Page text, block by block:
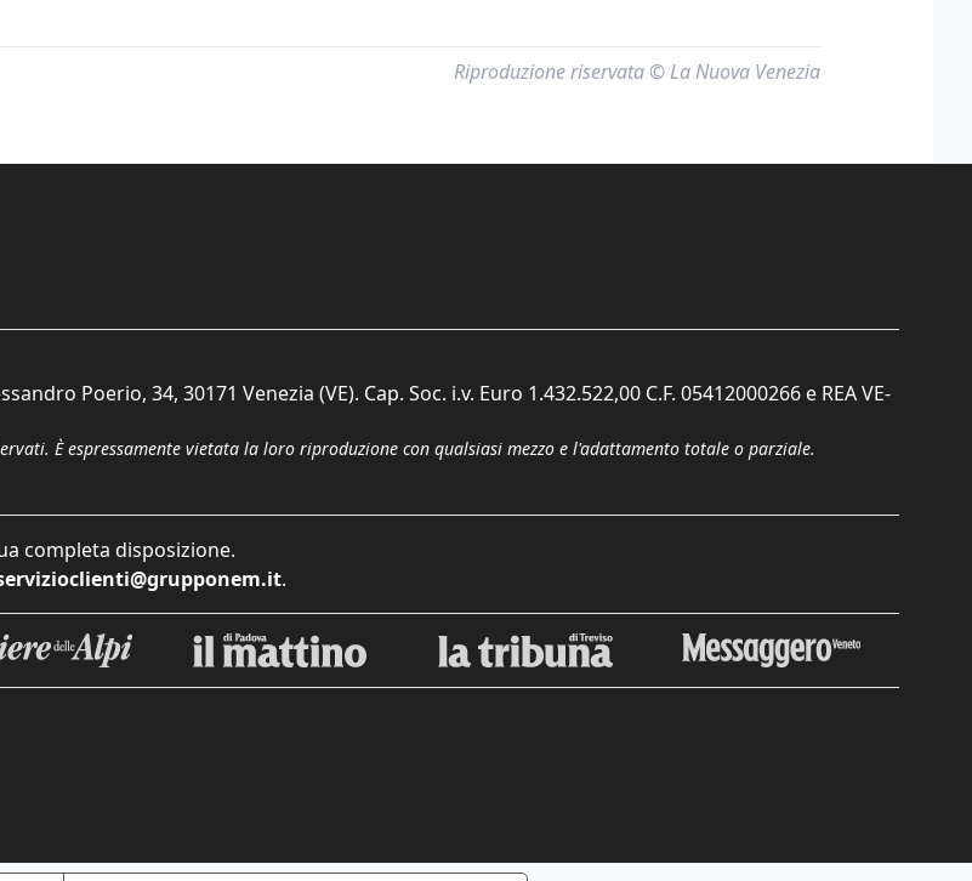
Riproduzione riservata © La Nuova Venezia
Poerio, 34, 30171 Venezia (VE). Cap. Soc. i.v. Euro 1.432.522,00 C.F. 05412000266 e REA VE-
È espressamente vietata la loro riproduzione con qualsiasi mezzo e l'adattamento totale o parziale.
completa disposizione.
.